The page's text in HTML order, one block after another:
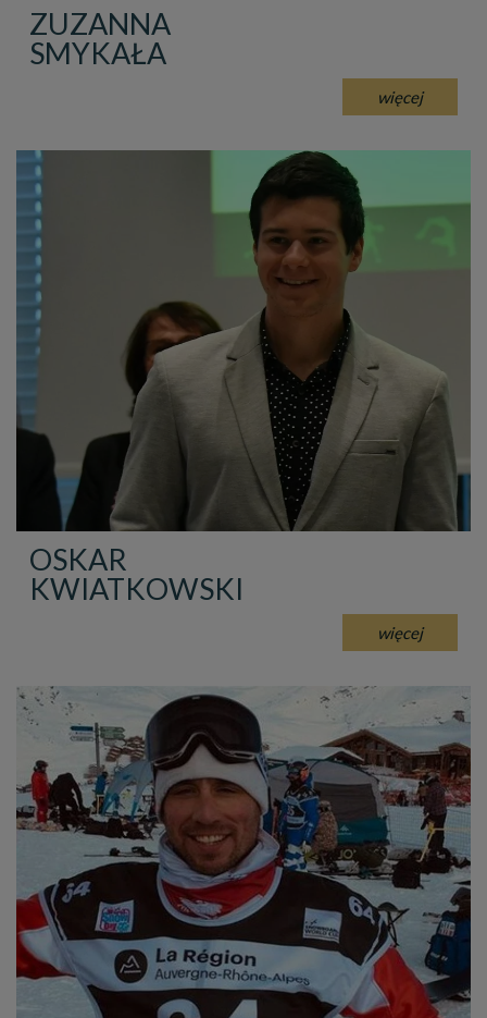
ZUZANNA
SMYKAŁA
więcej
OSKAR
KWIATKOWSKI
więcej